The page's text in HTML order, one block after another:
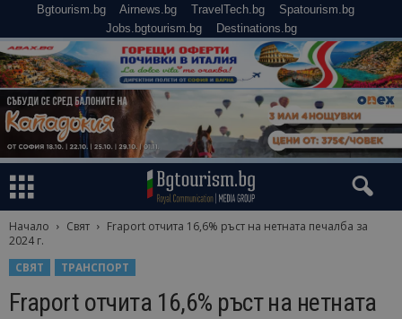
Bgtourism.bg Airnews.bg TravelTech.bg
Spatourism.bg
Jobs.bgtourism.bg
Destinations.bg
Начало Свят
Fraport отчита 16,6% ръст на нетната печалба за
2024 г.
СВЯТ
ТРАНСПОРТ
Fraport отчита 16,6% ръст на нетната